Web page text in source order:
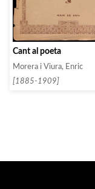
Cant al poeta
Morera i Viura, Enric
[1885-1909]